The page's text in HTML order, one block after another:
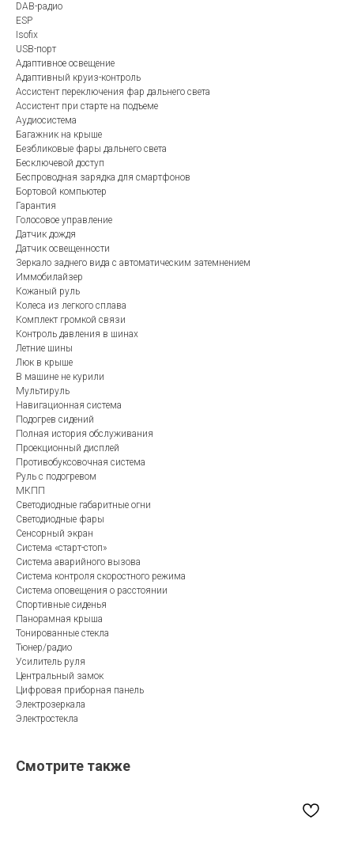
DAB-радио
ESP
Isofix
USB-порт
Адаптивное освещение
Адаптивный круиз-контроль
Ассистент переключения фар дальнего света
Ассистент при старте на подъеме
Аудиосистема
Багажник на крыше
Безбликовые фары дальнего света
Бесключевой доступ
Беспроводная зарядка для смартфонов
Бортовой компьютер
Гарантия
Голосовое управление
Датчик дождя
Датчик освещенности
Зеркало заднего вида с автоматическим затемнением
Иммобилайзер
Кожаный руль
Колеса из легкого сплава
Комплект громкой связи
Контроль давления в шинах
Летние шины
Люк в крыше
В машине не курили
Мультируль
Навигационная система
Подогрев сидений
Полная история обслуживания
Проекционный дисплей
Противобуксовочная система
Руль с подогревом
МКПП
Светодиодные габаритные огни
Светодиодные фары
Сенсорный экран
Система «старт-стоп»
Система аварийного вызова
Система контроля скоростного режима
Система оповещения о расстоянии
Спортивные сиденья
Панорамная крыша
Тонированные стекла
Тюнер/радио
Усилитель руля
Центральный замок
Цифровая приборная панель
Электрозеркала
Электростекла
Смотрите также